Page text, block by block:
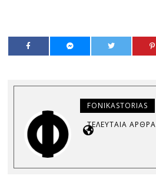
FONIKASTORIAS
ΤΕΛΕΥΤΑΊΑ ΆΡΘΡΑ